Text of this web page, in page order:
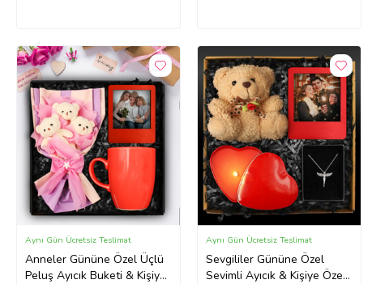
Anneler Gününe Özel Üçlü
Peluş Ayıcık Buketi & Kişiye
Aynı Gün Ücretsiz Teslimat
Sevgililer Gününe Özel
Sevimli Ayıcık & Kişiye Özel
Aynı Gün Ücretsiz Teslimat